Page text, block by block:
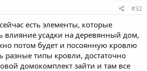
#32
есть элементы, которые
влияние усадки на деревянный дом,
потом будет и посоянную кровлю
разные типы кровли, достаточно
домокомплект зайти и там все